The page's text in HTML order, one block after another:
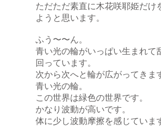
ただただ素直に木花咲耶姫だ
ようと思います。
ふう〜〜ん。
青い光の輪がいっぱい生まれて
回っています。
次から次へと輪が広がってきま
青い光の輪。
この世界は緑色の世界です。
かなり波動が高いです。
体に少し波動摩擦を感じていま